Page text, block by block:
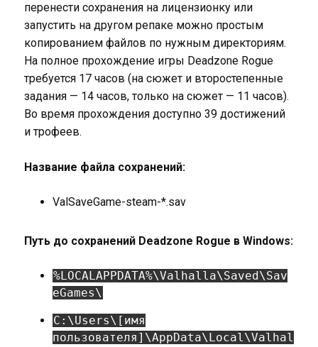
перенести сохранения на лицензионку или
запустить на другом репаке можно простым
копированием файлов по нужным директориям.
На полное прохождение игры Deadzone Rogue
требуется 17 часов (на сюжет и второстепенные
задания — 14 часов, только на сюжет — 11 часов).
Во время прохождения доступно 39 достижений
и трофеев.
Название файла сохранений:
ValSaveGame-steam-*.sav
Путь до сохранений Deadzone Rogue в Windows:
%LOCALAPPDATA%\Valhalla\Saved\Sav
eGames\
C:\Users\[имя
пользователя]\AppData\Local\Valhal